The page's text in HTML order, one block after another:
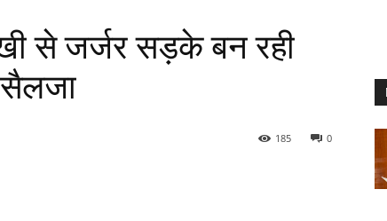
से जर्जर सड़के बन रही
सैलजा
0
185